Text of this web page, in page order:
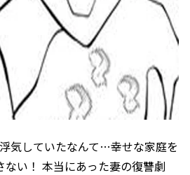
気していたなんて…幸せな家庭を
い！ 本当にあった妻の復讐劇